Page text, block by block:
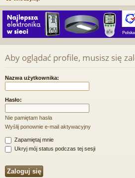
Aby oglądać profile, musisz się
Nazwa użytkownika:
Hasło:
Nie pamiętam hasła
Wyślij ponownie e-mail aktywacyjny
Zapamiętaj mnie
Ukryj mój status podczas tej sesji